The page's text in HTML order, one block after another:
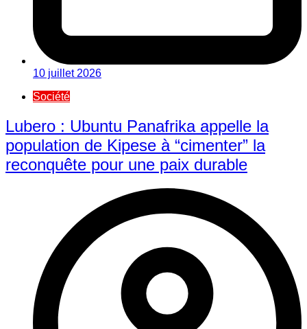
10 juillet 2026
Société
Lubero : Ubuntu Panafrika appelle la
population de Kipese à “cimenter” la
reconquête pour une paix durable